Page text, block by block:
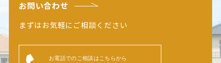
お問い合わせ
まずはお気軽にご相談ください
お電話でのご相談はこちらから